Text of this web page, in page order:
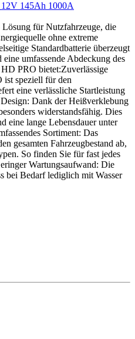
145Ah 1000A
für Nutzfahrzeuge, die
ohne extreme
Standardbatterie überzeugt
umfassende Abdeckung des
PRO bietet:Zuverlässige
ist speziell für den
eine verlässliche Startleistung
Dank der Heißverklebung
widerstandsfähig. Dies
eine lange Lebensdauer unter
Sortiment: Das
gesamten Fahrzeugbestand ab,
So finden Sie für fast jedes
Wartungsaufwand: Die
bei Bedarf lediglich mit Wasser